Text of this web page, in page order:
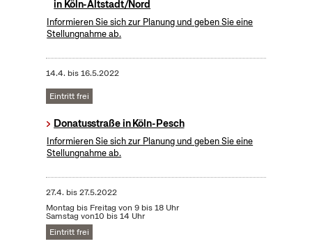
in Köln-Altstadt/Nord
Informieren Sie sich zur Planung und geben Sie eine
Stellungnahme ab.
14.4. bis16.5.2022
Eintritt frei
Donatusstraße in Köln-Pesch
Informieren Sie sich zur Planung und geben Sie eine
Stellungnahme ab.
27.4. bis27.5.2022
Montag bis Freitag von 9 bis 18 Uhr
Samstag von10 bis 14 Uhr
Eintritt frei